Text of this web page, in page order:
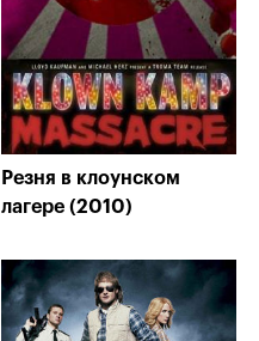
Резня в клоунском
лагере (2010)